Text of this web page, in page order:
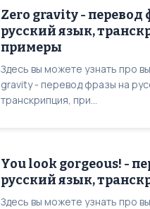
Zero gravity - перевод
русский язык,
примеры
Здесь вы можете узнать про
gravity - перевод фразы на
транскрипция, при...
You look gorgeous! -
русский язык,
Здесь вы можете узнать про